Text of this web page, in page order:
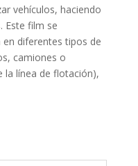
vehículos, haciendo
Este film se
diferentes tipos de
camiones o
la línea de flotación),